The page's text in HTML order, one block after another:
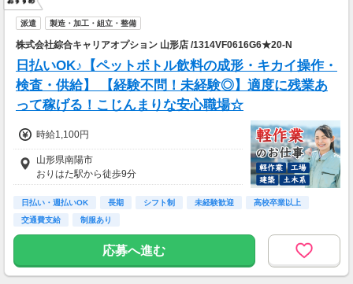
派遣 製造・加工・組立・整備
株式会社綜合キャリアオプション 山形店 /1314VF0616G6★20-N
日払いOK♪【ペットボトル飲料の成形・キカイ操作・
検査・供給】 【経験不問！未経験◎】適度に残業あ
って稼げる！こじんまりな安心職場☆
時給1,100円
山形県南陽市
おりはた駅から徒歩9分
日払い・週払いOK 長期 シフト制 未経験歓迎
高校卒業以上
交通費支給
制服あり
応募へ進む